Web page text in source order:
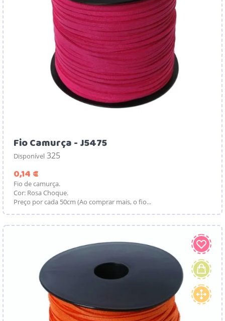
Fio Camurça - J5475
Disponível 325
0,14 €
Fio de camurça.
Cor: Rosa Choque.
Preço por cada 50cm (Ao comprar mais, o fio...